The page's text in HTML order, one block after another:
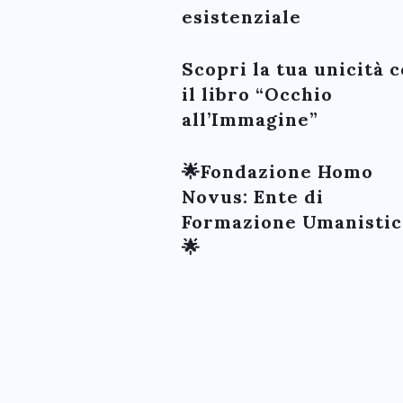
esistenziale
Scopri la tua unicità
il libro “Occhio
all’Immagine”
🌟Fondazione Homo
Novus: Ente di
Formazione
🌟